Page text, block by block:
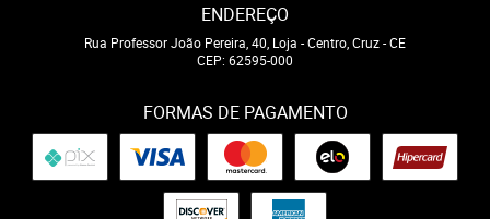
ENDEREÇO
Rua Professor João Pereira, 40, Loja -Centro, Cruz-CE
CEP: 62595-000
FORMAS DE PAGAMENTO